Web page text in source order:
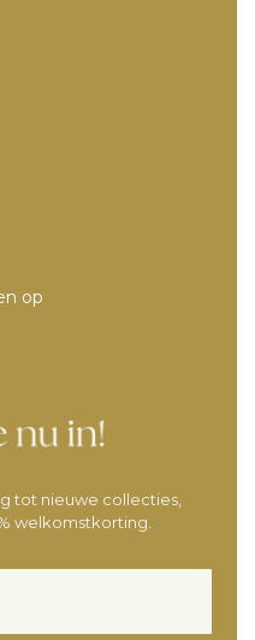
op
tot nieuwe collecties,
welkomstkorting.